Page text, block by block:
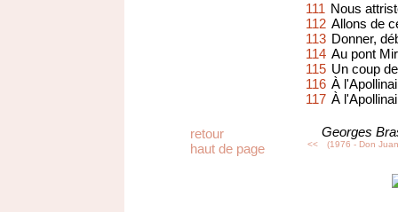
111 Nous
112 Allons de
113 Donner,
114 Au pont
115 Un coup
116 À
117 À
Georges
<< (1976 - Don
retour
haut de page